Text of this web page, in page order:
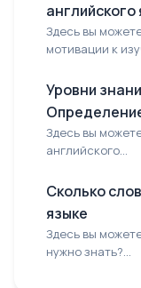
английского
Здесь вы
мотивации к
Уровни
Здесь вы
английского...
Сколько
языке
Здесь вы
нужно знать?...